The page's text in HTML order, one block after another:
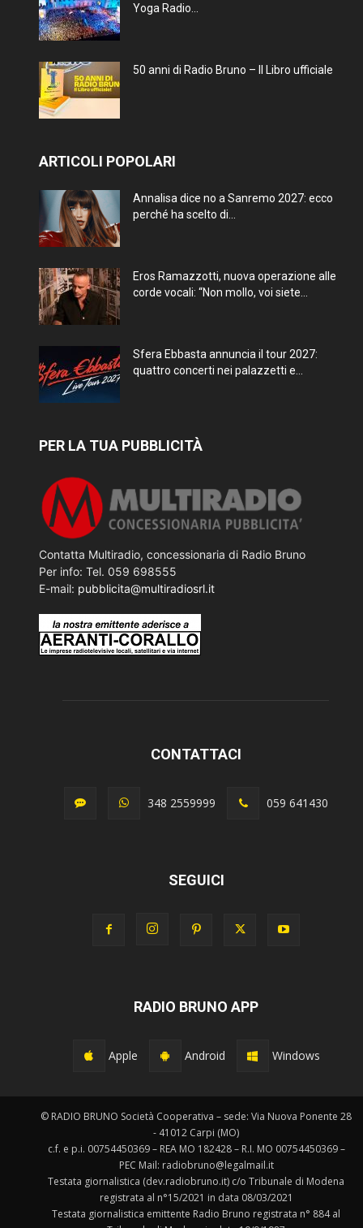
Yoga Radio...
50 anni di Radio Bruno – Il Libro ufficiale
ARTICOLI POPOLARI
Annalisa dice no a Sanremo 2027: ecco
perché ha scelto di...
Eros Ramazzotti, nuova operazione alle
corde vocali: “Non mollo, voi siete...
Sfera Ebbasta annuncia il tour 2027:
quattro concerti nei palazzetti e...
PER LA TUA PUBBLICITÀ
Contatta Multiradio, concessionaria di Radio Bruno
Per info: Tel. 059 698555
E-mail: pubblicita@multiradiosrl.it
CONTATTACI
348 2559999 059 641430
SEGUICI
RADIO BRUNO APP
Apple Android Windows
© RADIO BRUNO Società Cooperativa – sede: Via Nuova Ponente 28
- 41012 Carpi (MO)
c.f. e p.i. 00754450369 – REA MO 182428 – R.I. MO 00754450369 –
PEC Mail: radiobruno@legalmail.it
Testata giornalistica (dev.radiobruno.it) c/o Tribunale di Modena
registrata al n°15/2021 in data 08/03/2021
Testata giornalistica emittente Radio Bruno registrata n° 884 al